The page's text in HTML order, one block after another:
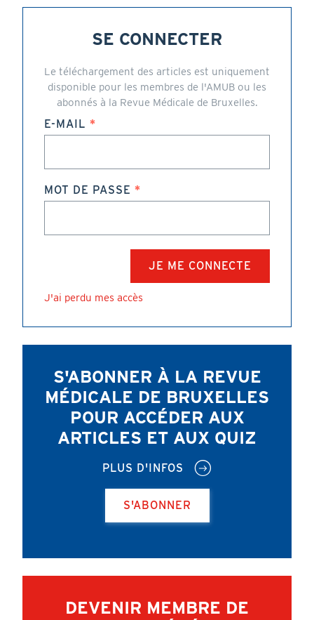
SE CONNECTER
Le téléchargement des articles est uniquement
disponible pour les membres de l'AMUB ou les
abonnés à la Revue Médicale de Bruxelles.
E-MAIL
MOT DE PASSE
J'ai perdu mes accès
S'ABONNER À LA REVUE
MÉDICALE DE BRUXELLES
POUR ACCÉDER AUX
ARTICLES ET AUX QUIZ
PLUS D'INFOS
S'ABONNER
DEVENIR MEMBRE DE